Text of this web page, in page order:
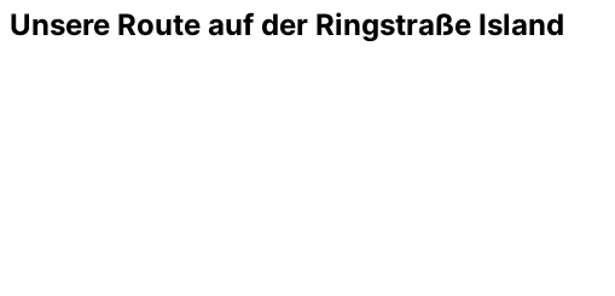
Unsere Route auf der Ringstraße Island